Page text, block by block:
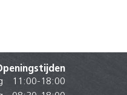
11:00-18:00